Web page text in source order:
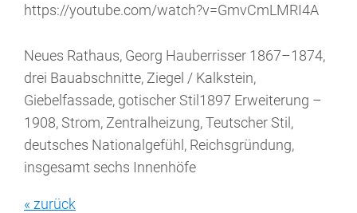
https://youtube.com/watch?v=GmvCmLMRI4A
Neues Rathaus, Georg Hauberrisser 1867–1874,
drei Bauabschnitte, Ziegel / Kalkstein,
Giebelfassade, gotischer Stil1897 Erweiterung –
1908, Strom, Zentralheizung, Teutscher Stil,
deutsches Nationalgefühl, Reichsgründung,
insgesamt sechs Innenhöfe
« zurück